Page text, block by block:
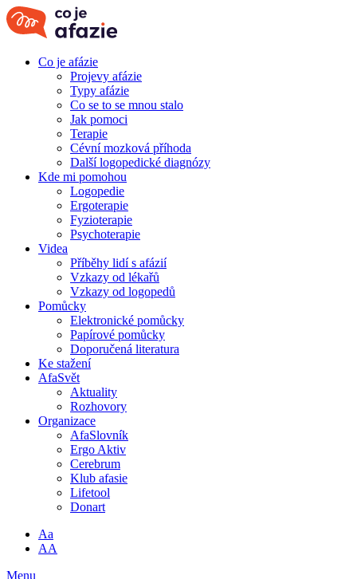
Co je afázie
Projevy afázie
Typy afázie
Co se to se mnou stalo
Jak pomoci
Terapie
Cévní mozková příhoda
Další logopedické diagnózy
Kde mi pomohou
Logopedie
Ergoterapie
Fyzioterapie
Psychoterapie
Videa
Příběhy lidí s afázií
Vzkazy od lékařů
Vzkazy od logopedů
Pomůcky
Elektronické pomůcky
Papírové pomůcky
Doporučená literatura
Ke stažení
AfaSvět
Aktuality
Rozhovory
Organizace
AfaSlovník
Ergo Aktiv
Cerebrum
Klub afasie
Lifetool
Donart
Aa
AA
Menu